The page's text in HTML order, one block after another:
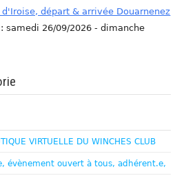
départ & arrivée Douarnenez
: samedi 26/09/2026 - dimanche
VIRTUELLE DU WINCHES CLUB
évènement ouvert à tous, adhérent.e,